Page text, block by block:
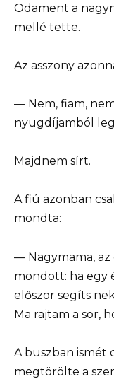
Odament a
mellé tette.
Az asszony
— Nem, fiam,
nyugdíjamból
Majdnem sírt.
A fiú azonban
mondta:
— Nagymama,
mondott: ha egy
először segíts
Ma rajtam a sor,
A buszban ismét
megtörölte a